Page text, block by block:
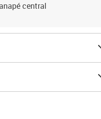
central